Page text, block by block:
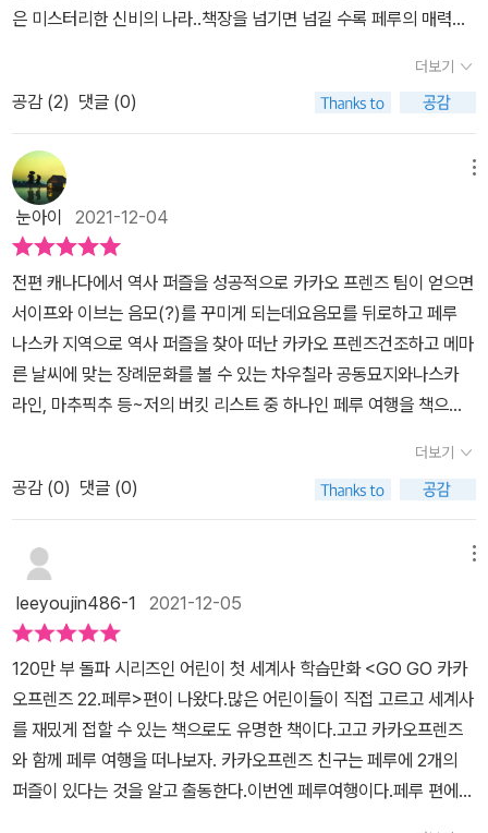
은 미스터리한 신비의 나라..책장을 넘기면 넘길 수록 페루의 매력에
밌게 배우고역사와 문화를 접할 수 있어요🙂세계사 입문 도서로 탁
월한 선택이었고중간에 역사 상식 코너로 지식도 정리해보고뒷장에
는 컬러링으로 독후 활동으로 마무리 해봅니다.부록의 스티커는 여권
에 붙여 모을 수 있답니다.즐거운 페루여행을 마치고다음여행지는 어
디로 떠날지 기대가득입니다.🙏🙏
더보기
공감 (2) 댓글 (0)
눈아이 2021-12-04
전편 캐나다에서 역사 퍼즐을 성공적으로 카카오 프렌즈 팀이 얻으면
서이프와 이브는 음모(?)를 꾸미게 되는데요음모를 뒤로하고 페루
나스카 지역으로 역사 퍼즐을 찾아 떠난 카카오 프렌즈건조하고 메마
른 날씨에 맞는 장례문화를 볼 수 있는 차우칠라 공동묘지와나스카
라인, 마추픽추 등~저의 버킷 리스트 중 하나인 페루 여행을 책으로
리스트도 되었답니다)고대 문화가 이토록 정교하고 미스터리하게 발
달할 수 있음을 알게 해주는 잉카 문명책을 보면서 엄마의 로망이 페
루 여행이야라고하니우선 코로나19가 없는 일상이 되어야겠다며 아
이들이 절 다독여 주며 조금 기다리자고 하더라고요(다 컸네 아이들!)
나스카 라인에 관심이 더 많았던 큰애와마추픽추에 관심이 더 많았던
작은 애나스카 라인은 비행기를 타고 위에서 봐야지만 더 올바른 고
대 문양을 볼 수 있다니그 규모에 놀라지 않을 수 없는데요고속도로
로 나스카 라인이 훼손되었다는 부분에서 인간은 너무 이기적이라고
이야기하고엘니뇨로 인해 나스카 문명이 멸망의 길을 걸었다는 것을
보면서화산으로 사라져간 폼페이처럼 자연의 힘이 무섭다고 이야기
하더라고요책을 보면서 비판적인 시각을 조금씩 길러지는 거 같아서
엄마 마음 뿌듯^^잉카 문명의 꽃 공중 도시, 마추픽추딸은 페루 중 가
더보기
공감 (0) 댓글 (0)
leeyoujin486-1 2021-12-05
120만 부 돌파 시리즈인 어린이 첫 세계사 학습만화 <GO GO 카카
오프렌즈 22.페루>편이 나왔다.많은 어린이들이 직접 고르고 세계사
를 재밌게 접할 수 있는 책으로도 유명한 책이다.고고 카카오프렌즈
와 함께 페루 여행을 떠나보자. 카카오프렌즈 친구는 페루에 2개의
퍼즐이 있다는 것을 알고 출동한다.이번엔 페루여행이다.페루 편에서